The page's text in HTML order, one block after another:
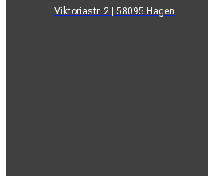
Viktoriastr. 2 | 58095 Hagen